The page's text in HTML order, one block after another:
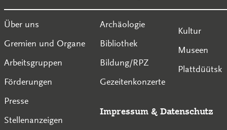
Über uns
Gremien und Organe
Arbeitsgruppen
Förderungen
Presse
Stellenanzeigen
Archäologie
Bibliothek
Bildung/RPZ
Gezeitenkonzerte
Kultur
Museen
Plattdüütsk
Impressum & Datenschutz